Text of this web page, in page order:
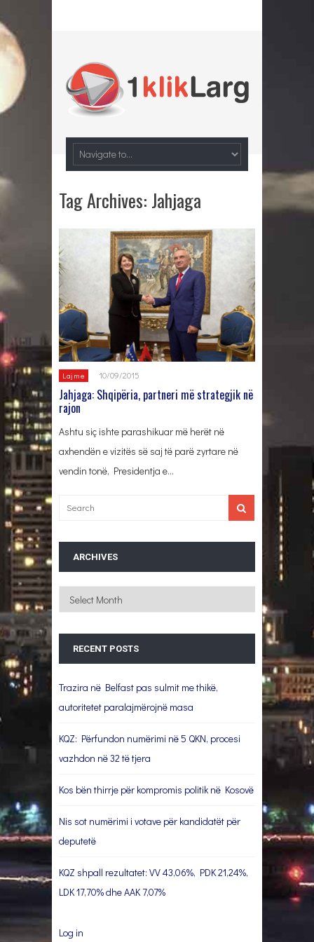
Tag Archives: Jahjaga
Lajme 10/09/2015
Jahjaga: Shqipëria, partneri më strategjik në
rajon
Ashtu siç ishte parashikuar më herët në
axhendën e vizitës së saj të parë zyrtare në
vendin tonë, Presidentja e…
ARCHIVES
Archives
RECENT POSTS
Trazira në Belfast pas sulmit me thikë,
autoritetet paralajmërojnë masa
KQZ: Përfundon numërimi në 5 QKN, procesi
vazhdon në 32 të tjera
Kos bën thirrje për kompromis politik në Kosovë
Nis sot numërimi i votave për kandidatët për
deputetë
KQZ shpall rezultatet: VV 43,06%, PDK 21,24%,
LDK 17,70% dhe AAK 7,07%
Log in